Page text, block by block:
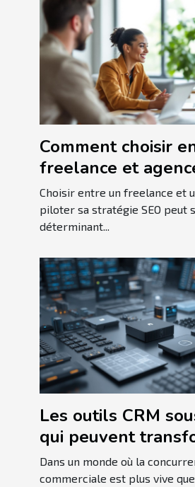
Comment choisir
freelance et
votre stratégie
Choisir entre un freelance et
piloter sa stratégie SEO peut
déterminant...
Les outils CRM
qui peuvent
votre business
Dans un monde où la
commerciale est plus vive que